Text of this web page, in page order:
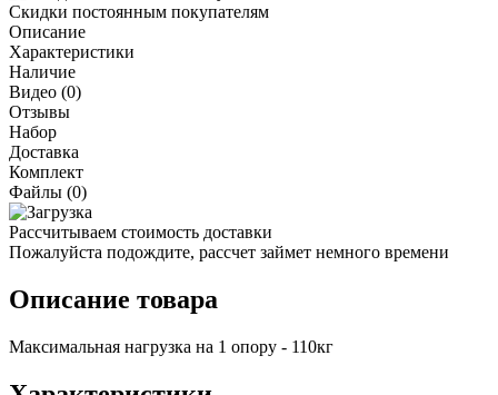
Скидки постоянным покупателям
Описание
Характеристики
Наличие
Видео (0)
Отзывы
Набор
Доставка
Комплект
Файлы (0)
Рассчитываем стоимость доставки
Пожалуйста подождите, рассчет займет немного времени
Описание товара
Максимальная нагрузка на 1 опору - 110кг